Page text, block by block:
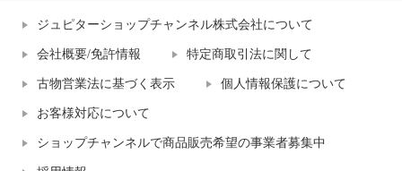
ジュピターショップチャンネル株式会社について
会社概要/免許情報 特定商取引法に関して
古物営業法に基づく表示 個人情報保護について
お客様対応について
ショップチャンネルで商品販売希望の事業者募集中